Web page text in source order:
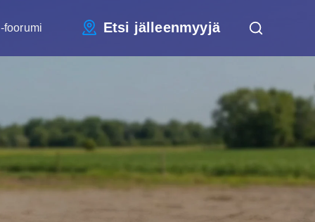
foorumi Etsi jälleenmyyjä